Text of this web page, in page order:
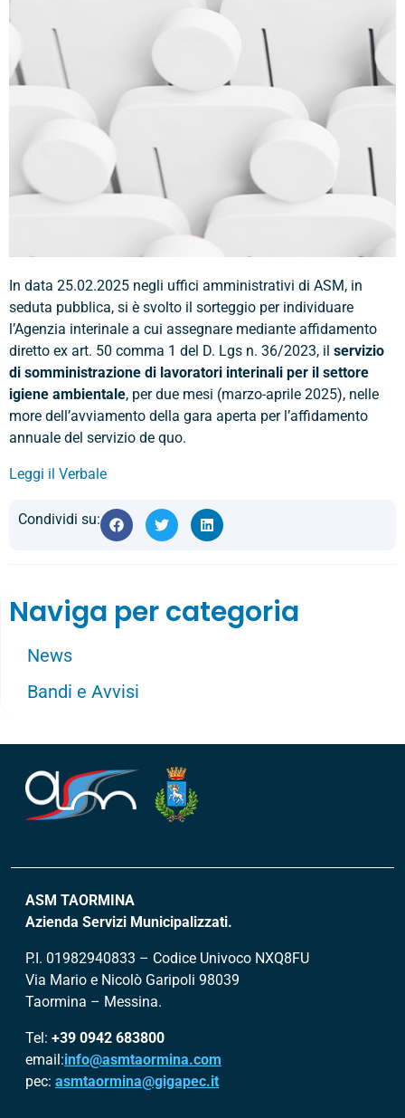
In data 25.02.2025 negli uffici amministrativi di ASM, in
seduta pubblica, si è svolto il sorteggio per individuare
l’Agenzia interinale a cui assegnare mediante affidamento
diretto ex art. 50 comma 1 del D. Lgs n. 36/2023, il servizio
di somministrazione di lavoratori interinali per il settore
igiene ambientale, per due mesi (marzo-aprile 2025), nelle
more dell’avviamento della gara aperta per l’affidamento
annuale del servizio de quo.
Leggi il Verbale
Condividi su:
Naviga per categoria
News
Bandi e Avvisi
ASM TAORMINA
Azienda Servizi Municipalizzati.
P.I. 01982940833 – Codice Univoco NXQ8FU
Via Mario e Nicolò Garipoli 98039
Taormina – Messina.
Tel: +39 0942 683800
email:info@asmtaormina.com
pec: asmtaormina@gigapec.it